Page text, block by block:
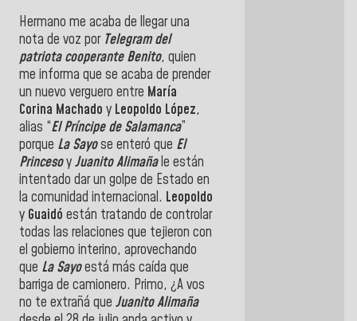
Hermano me acaba de llegar una
nota de voz por Telegram del
patriota cooperante Benito, quien
me informa que se acaba de prender
un nuevo verguero entre María
Corina Machado y Leopoldo López,
alias “El Príncipe de Salamanca”
porque La Sayose enteró que El
PrincesoyJuanito Alimañale están
intentado dar un golpe de Estado en
la comunidad internacional. Leopoldo
y Guaidó están tratando de controlar
todas las relaciones que tejieron con
el gobierno interino, aprovechando
que La Sayoestá más caída que
barriga de camionero. Primo, ¿A vos
no te extrañá que Juanito Alimaña